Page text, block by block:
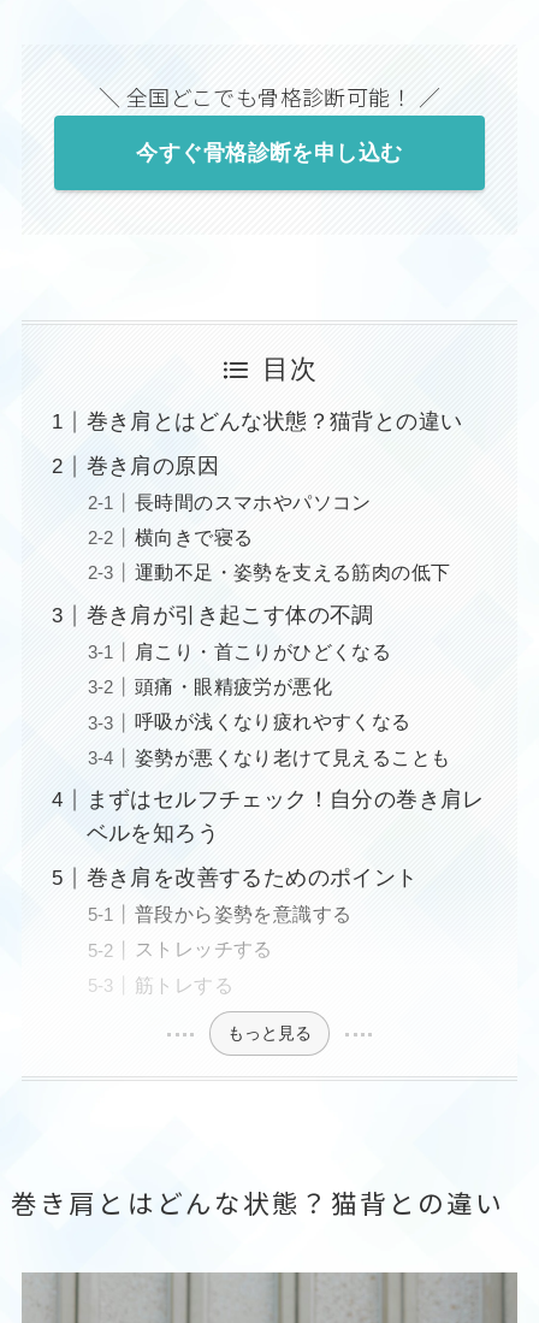
＼ 全国どこでも骨格診断可能！ ／
今すぐ骨格診断を申し込む
目次
巻き肩とはどんな状態？猫背との違い
巻き肩の原因
長時間のスマホやパソコン
横向きで寝る
運動不足・姿勢を支える筋肉の低下
巻き肩が引き起こす体の不調
肩こり・首こりがひどくなる
頭痛・眼精疲労が悪化
呼吸が浅くなり疲れやすくなる
姿勢が悪くなり老けて見えることも
まずはセルフチェック！自分の巻き肩レ
ベルを知ろう
巻き肩を改善するためのポイント
普段から姿勢を意識する
ストレッチする
筋トレする
もっと見る
巻き肩とはどんな状態？猫背との違い